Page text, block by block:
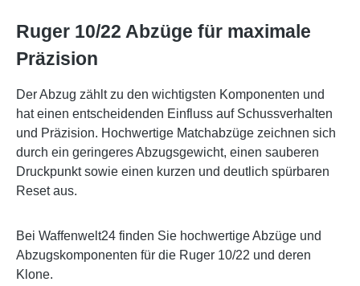
Ruger 10/22 Abzüge für maximale
Präzision
Der Abzug zählt zu den wichtigsten Komponenten und
hat einen entscheidenden Einfluss auf Schussverhalten
und Präzision. Hochwertige Matchabzüge zeichnen sich
durch ein geringeres Abzugsgewicht, einen sauberen
Druckpunkt sowie einen kurzen und deutlich spürbaren
Reset aus.
Bei Waffenwelt24 finden Sie hochwertige Abzüge und
Abzugskomponenten für die Ruger 10/22 und deren
Klone.